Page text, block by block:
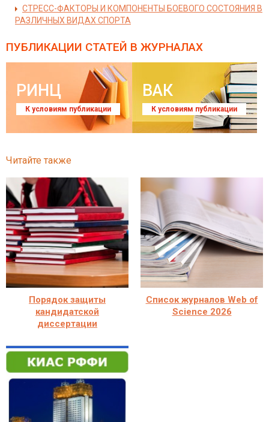
СТРЕСС-ФАКТОРЫ И КОМПОНЕНТЫ БОЕВОГО СОСТОЯНИЯ В
РАЗЛИЧНЫХ ВИДАХ СПОРТА
ПУБЛИКАЦИИ СТАТЕЙ В ЖУРНАЛАХ
РИНЦ
К условиям публикации
ВАК
К условиям публикации
Читайте также
Порядок защиты
кандидатской
диссертации
Список журналов Web of
Science 2026